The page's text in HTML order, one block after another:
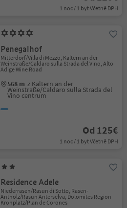
1 noc / 1 byt Včetně DPH
Penegalhof
Mitterdorf/Villa di Mezzo, Kaltern an der
Weinstraße/Caldaro sulla Strada del Vino, Alto
Adige Wine Road
568 m z Kaltern an der
Weinstraße/Caldaro sulla Strada del
Vino centrum
Od 125€
1 noc / 1 byt Včetně DPH
Residence Adele
Niederrasen/Rasun di Sotto, Rasen-
Antholz/Rasun Anterselva, Dolomites Region
Kronplatz/Plan de Corones